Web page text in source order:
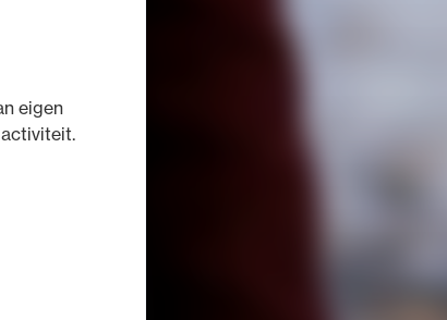
eigen